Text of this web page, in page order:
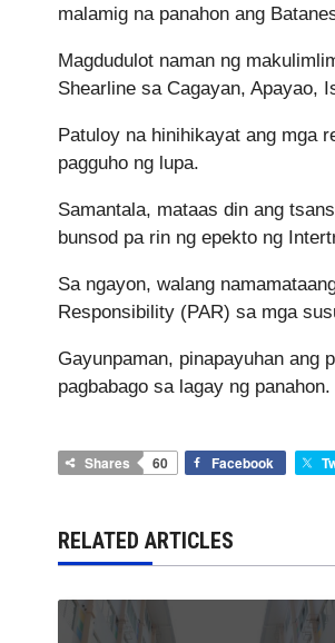
malamig na panahon ang
Magdudulot naman ng
Shearline sa Cagayan, Apayao,
Patuloy na hinihikayat ang mga
pagguho ng lupa.
Samantala, mataas din ang
bunsod pa rin ng epekto ng
Sa ngayon, walang
Responsibility (PAR) sa mga
Gayunpaman, pinapayuhan ang
pagbabago sa lagay ng panahon.
Shares 60 Facebook
RELATED ARTICLES